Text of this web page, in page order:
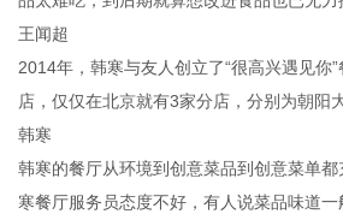
王闻超
2014年，韩寒与友人创立了“很高兴遇见
店，仅仅在北京就有3家分店，分别为朝阳
韩寒
韩寒的餐厅从环境到创意菜品到创意菜单
寒餐厅服务员态度不好，有人说菜品味道一